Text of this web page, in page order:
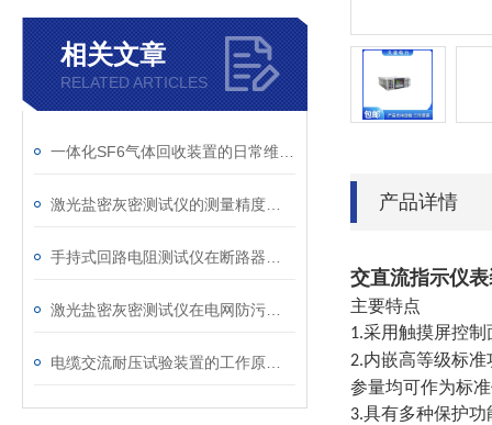
相关文章
RELATED ARTICLES
产品详情
交直流指示仪
主要特点
1.采用触摸屏控
2.内嵌高等级标
参量均可作为标
3.具有多种保护